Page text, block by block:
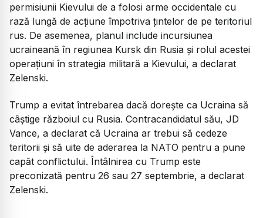
permisiunii Kievului de a folosi arme occidentale cu
rază lungă de acțiune împotriva țintelor de pe teritoriul
rus. De asemenea, planul include incursiunea
ucraineană în regiunea Kursk din Rusia și rolul acestei
operațiuni în strategia militară a Kievului, a declarat
Zelenski.
Trump a evitat întrebarea dacă dorește ca Ucraina să
câștige războiul cu Rusia. Contracandidatul său, JD
Vance, a declarat că Ucraina ar trebui să cedeze
teritorii și să uite de aderarea la NATO pentru a pune
capăt conflictului. Întâlnirea cu Trump este
preconizată pentru 26 sau 27 septembrie, a declarat
Zelenski.